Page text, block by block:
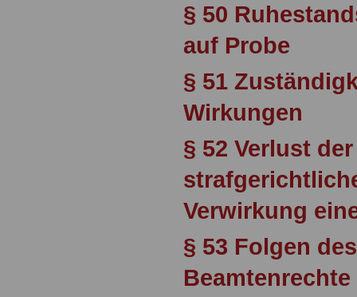
§ 50
auf Probe
§ 51
Wirkungen
§ 52 Verlust
Verwirkung
§ 53 Folgen
Beamtenrechte